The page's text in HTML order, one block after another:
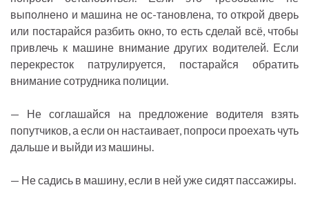
выполнено и машина не ос-тановлена, то открой дверь
или постарайся разбить окно, то есть сделай всё, чтобы
привлечь к машине внимание других водителей. Если
перекресток патрулируется, постарайся обратить
внимание сотрудника полиции.
— Не соглашайся на предложение водителя взять
попутчиков, а если он настаивает, попроси проехать чуть
дальше и выйди из машины.
— Не садись в машину, если в ней уже сидят пассажиры.